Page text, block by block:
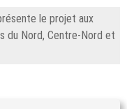
le projet aux
du Nord, Centre-Nord et